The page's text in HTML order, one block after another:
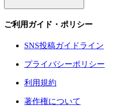
ご利用ガイド・ポリシー
SNS投稿ガイドライン
プライバシーポリシー
利用規約
著作権について